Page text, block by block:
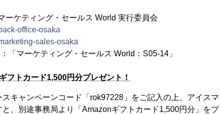
ーケティング・セールス World 実行委員会
office-osaka
sales-osaka
「マーケティング・セールス World：S05-14」
フトカード1,500円分プレゼント！
キャンペーンコード「rok97228」をご記入の上、アイスマ
、別途事務局より「Amazonギフトカード1,500円分」をプ